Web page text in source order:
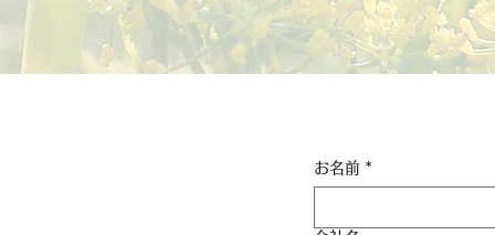
の？」 ✔️ 「できるだけ自然に授かりた
い！」 そんなあなたへ🌸 妊娠しやすい体づ
くりの第一歩は...
同じあなたです。 妊娠前
ではなく、
くことが
お名前 *